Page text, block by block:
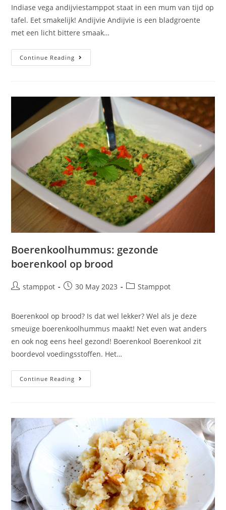
Indiase vega andijviestamppot staat in een mum van tijd op
tafel. Eet smakelijk! Andijvie Andijvie is een bladgroente
met een licht bittere smaak…
Continue Reading
Boerenkoolhummus: gezonde
boerenkool op brood
stamppot 30 May 2023 Stamppot
Boerenkool op brood? Is dat wel lekker? Wel als je deze
smeuïge boerenkoolhummus maakt! Net even wat anders
en ook nog eens heel gezond! Boerenkool Boerenkool zit
boordevol voedingsstoffen. Het…
Continue Reading